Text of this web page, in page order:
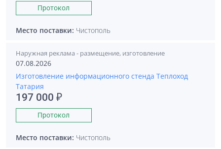
Протокол
Место поставки: Чистополь
Наружная реклама - размещение, изготовление
07.08.2026
Изготовление информационного стенда Теплоход
Татария
197 000 ₽
Протокол
Место поставки: Чистополь